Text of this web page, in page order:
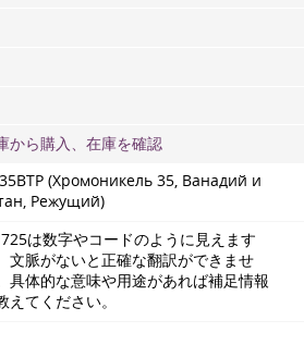
から購入、在庫を確認
(Хромоникель 35, Ванадий и
Режущий)
は数字やコードのように見えます
文脈がないと正確な翻訳ができませ
具体的な意味や用途があれば補足情報
えてください。